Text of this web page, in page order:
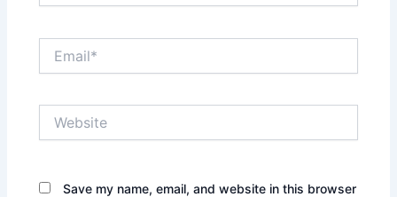
Save my name, email, and website in this browser